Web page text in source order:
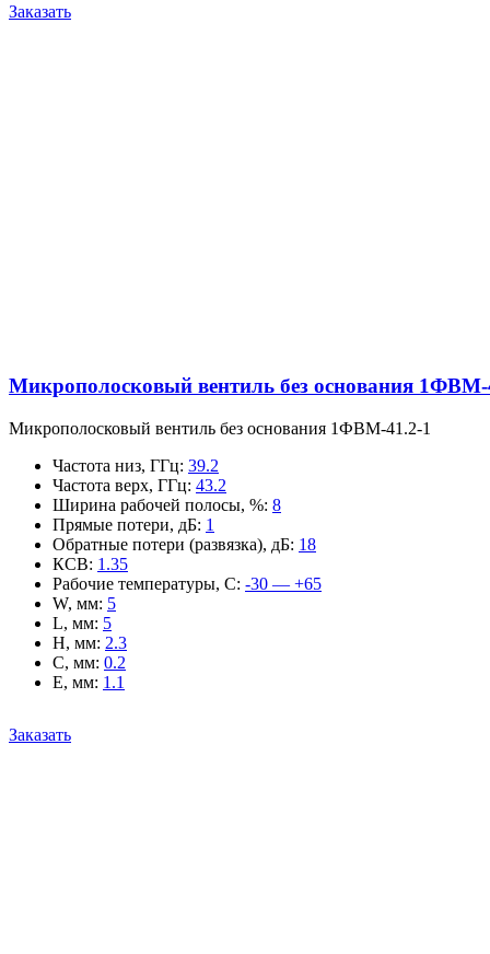
Заказать
Микрополосковый вентиль без основания 1ФВМ-
Микрополосковый вентиль без основания 1ФВМ-41.2-1
Частота низ, ГГц: 39.2
Частота верх, ГГц: 43.2
Ширина рабочей полосы, %: 8
Прямые потери, дБ: 1
Обратные потери (развязка), дБ: 18
КСВ: 1.35
Рабочие температуры, С: -30 — +65
W, мм: 5
L, мм: 5
H, мм: 2.3
C, мм: 0.2
E, мм: 1.1
Заказать